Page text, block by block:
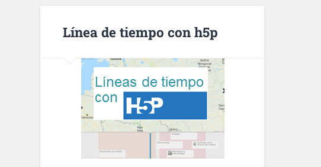
Línea de tiempo con h5p